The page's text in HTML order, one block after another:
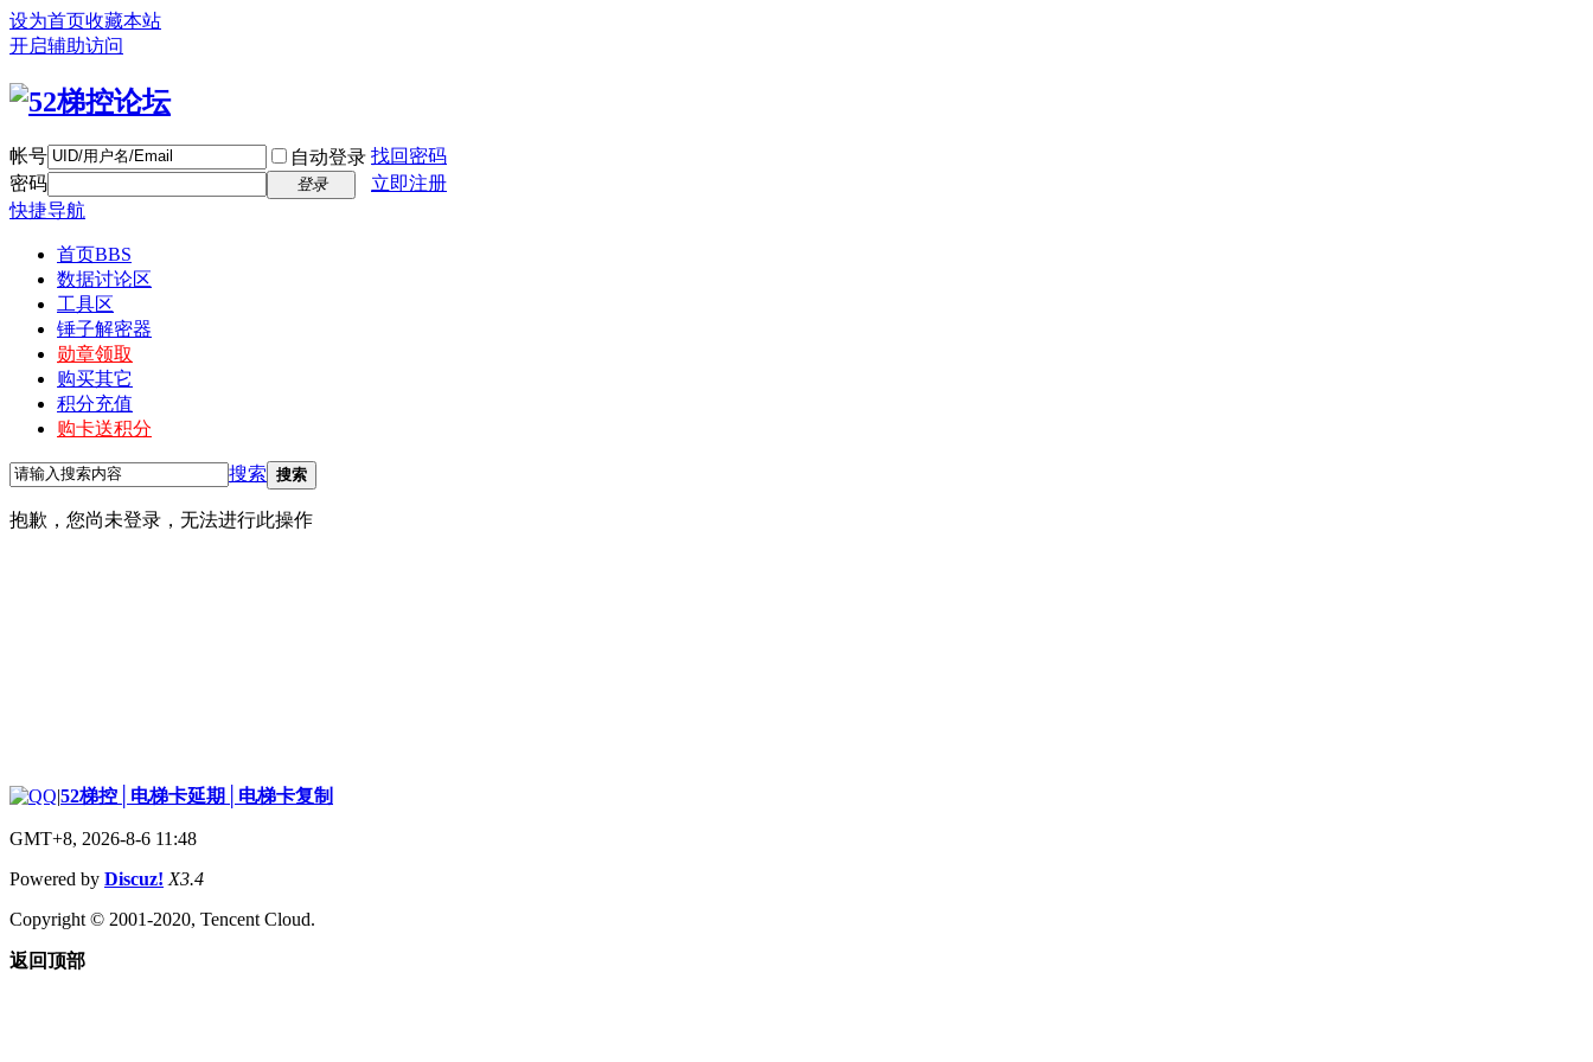
设为首页收藏本站
开启辅助访问
帐号 自动登录 找回密码
密码
登录
立即注册
快捷导航
首页BBS
数据讨论区
工具区
锤子解密器
勋章领取
购买其它
积分充值
购卡送积分
搜索 搜索
抱歉，您尚未登录，无法进行此操作
|52梯控│电梯卡延期│电梯卡复制
GMT+8, 2026-8-6 11:48
Powered by Discuz! X3.4
Copyright © 2001-2020, Tencent Cloud.
返回顶部